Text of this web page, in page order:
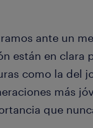
ante un
están en clara
como la del
más
que